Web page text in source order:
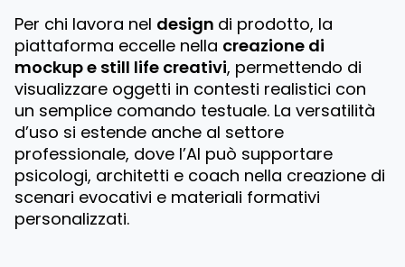
Per chi lavora nel design di prodotto, la
piattaforma eccelle nella creazione di
mockup e still life creativi, permettendo di
visualizzare oggetti in contesti realistici con
un semplice comando testuale. La versatilità
d’uso si estende anche al settore
professionale, dove l’AI può supportare
psicologi, architetti e coach nella creazione di
scenari evocativi e materiali formativi
personalizzati.